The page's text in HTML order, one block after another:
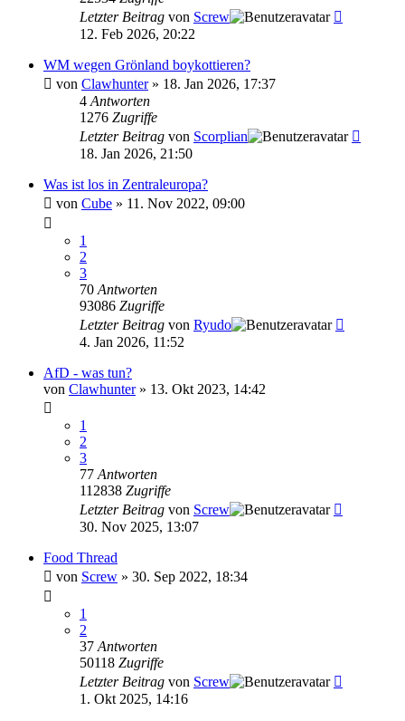
Letzter Beitrag von Screw
12. Feb 2026, 20:22
WM wegen Grönland boykottieren?
von Clawhunter» 18. Jan 2026, 17:37
4 Antworten
1276 Zugriffe
Letzter Beitrag von Scorplian
18. Jan 2026, 21:50
Was ist los in Zentraleuropa?
von Cube » 11. Nov 2022, 09:00
1
2
3
70 Antworten
93086 Zugriffe
Letzter Beitrag von Ryudo
4. Jan 2026, 11:52
AfD - was tun?
von Clawhunter» 13. Okt 2023, 14:42
1
2
3
77 Antworten
112838 Zugriffe
Letzter Beitrag von Screw
30. Nov 2025, 13:07
Food Thread
von Screw » 30. Sep 2022, 18:34
1
2
37 Antworten
50118 Zugriffe
Letzter Beitrag von Screw
1. Okt 2025, 14:16